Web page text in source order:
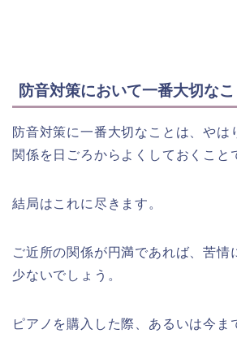
防音対策において一番大切なこ
防音対策に一番大切なことは、やは
関係を日ごろからよくしておくこと
結局はこれに尽きます。
ご近所の関係が円満であれば、苦情
少ないでしょう。
ピアノを購入した際、あるいは今ま